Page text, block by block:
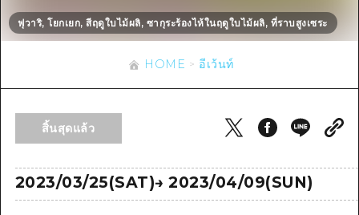
การปั่นจักรยาน
สถานบันเทิงยามค่ำคืน
มรดกโลก
ประสบการณ์ / ในการเรียนรู้
อากิ
บิงโก
บิโฮค
ยามากุจิตะวันออก
อากิ
บิงโก
บิโฮคุ
บริเวณรอบๆ มิยาจิมะ
ยามากุจิตะวันออก
จังหวัดเอฮิเมะ
ข้อมูลที่เป็นประโยชน์
เข้าถึงเข้าถึง
สรุปการจราจรรอง
ความแออัดของสิ่งอำนวยความสะดวก
HOME
อีเว้นท์
HOME อีเว้นท์
สิ้นสุดแล้ว
2023/03/25(SAT)→2023/04/09(SUN)
ฟุวาริ, โยกเยก, สีฤดูใบไม้ผลิ, ซากุระร้องไห้ในฤดูใบไม้ผลิ, ที่ราบสูงเซระ